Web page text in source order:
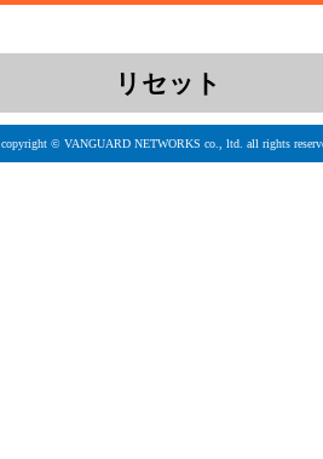
copyright © VANGUARD NETWORKS co., ltd. all rights